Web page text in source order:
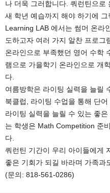
나 더욱 그러합니다. 쿼런틴으로
새 학년 예습까지 해야 하기에 그
Learning LAB 에서는 썸머 온라
도하고자 여러 가지 알찬 프로그
온라인으로 부족했던 영어 수학
램으로 가을학기 온라인으로 개
다.
여름방학은 라이팅 실력을 늘릴
북클럽, 라이팅 수업을 통해 단
라이팅 실력을 늘릴 수 있는 좋
는 학생은 Math Competition 준
다.
쿼런틴 기간이 우리 아이들에게
좋은 기회가 되길 바라며 가족과
(문의: 818-561-0286)